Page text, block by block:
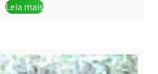
Leia mais